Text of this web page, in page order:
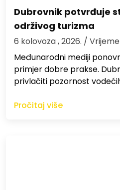
Dubrovnik potvrđuje
održivog turizma
6 kolovoza , 2026. /
Međunarodni mediji
primjer dobre prakse.
privlačiti pozornost
Pročitaj više